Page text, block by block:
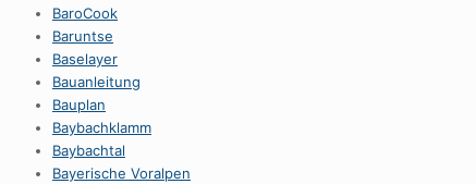
BaroCook
Baruntse
Baselayer
Bauanleitung
Bauplan
Baybachklamm
Baybachtal
Bayerische Voralpen